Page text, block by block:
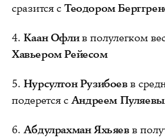
сразится с Теодором
4. Каан Офлив полулегком
Хавьером Рейесом
5. Нурсултон Рузибоев в
подерется с Андреем
6. Абдулрахман Яхьяев в